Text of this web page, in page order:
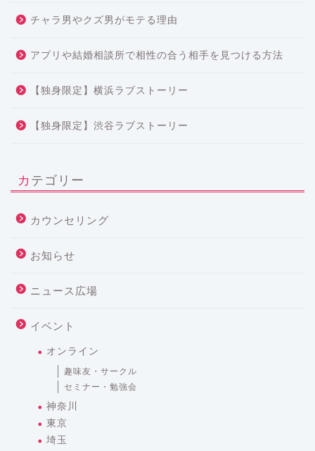
チャラ男やクズ男がモテる理由
アプリや結婚相談所で相性の合う相手を見つける方法
【独身限定】横浜ラブストーリー
【独身限定】渋谷ラブストーリー
カテゴリー
カウンセリング
お知らせ
ニュース広場
イベント
オンライン
趣味友・サークル
セミナー・勉強会
神奈川
東京
埼玉